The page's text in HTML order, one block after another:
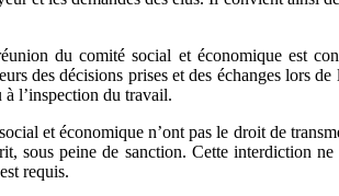
du comité social et économique est
des décisions prises et des échanges lors
l’inspection du travail.
et économique n’ont pas le droit de
sous peine de sanction. Cette interdiction
requis.